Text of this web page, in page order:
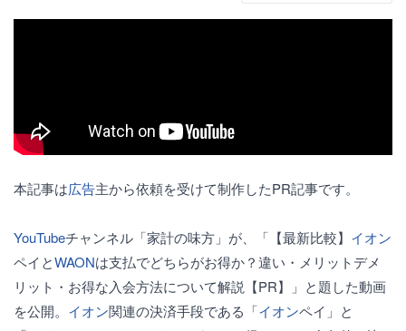
本記事は広告主から依頼を受けて制作したPR記事です。
YouTubeチャンネル「家計の味方」が、「【最新比較】 イオン
ペイとWAONは支払でどちらがお得か？違い・メリットデメ
リット・お得な入会方法について解説【PR】」と題した動画
を公開。 イオン関連の決済手段である「イオンペイ」と